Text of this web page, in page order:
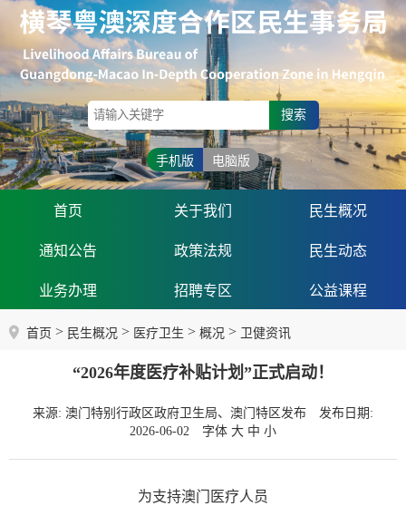
搜索
手机版 电脑版
首页 关于我们 民生概况
通知公告 政策法规 民生动态
业务办理 招聘专区 公益课程
首页 > 民生概况 > 医疗卫生 > 概况 > 卫健资讯
“2026年度医疗补贴计划”正式启动！
来源: 澳门特别行政区政府卫生局、澳门特区发布
发布日期:
2026-06-02
字体 大 中 小
为支持澳门医疗人员